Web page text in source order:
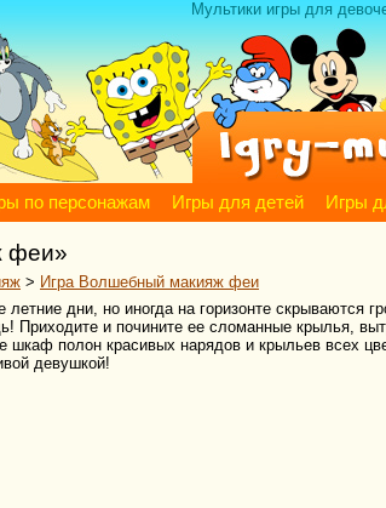
Мультики игры для
по персонажам Игры для детей Игры
феи»
> Игра Волшебный макияж феи
дни, но иногда на горизонте скрываются
Приходите и почините ее сломанные крылья,
полон красивых нарядов и крыльев всех
девушкой!